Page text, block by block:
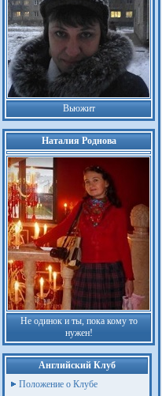
Вьюжит
Наталия Роднова
Не одинок и ты, пока кому то
нужен!
Английский Клуб
Положение о Клубе